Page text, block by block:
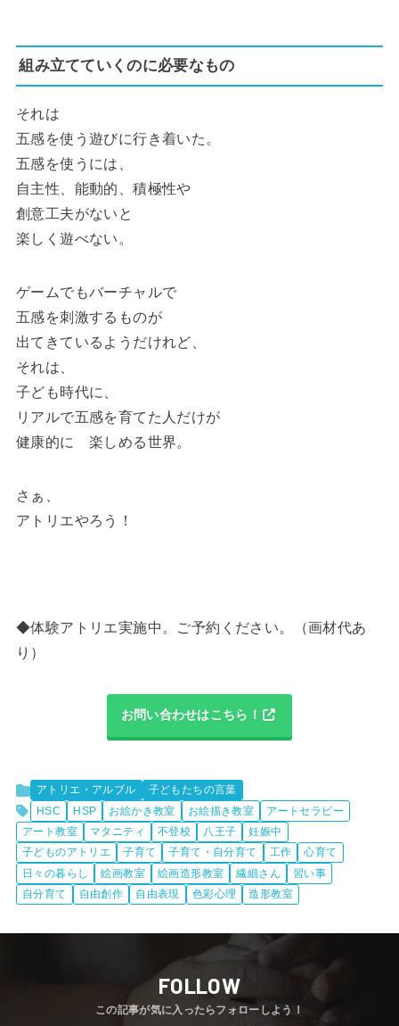
組み立てていくのに必要なもの
それは
五感を使う遊びに行き着いた。
五感を使うには、
自主性、能動的、積極性や
創意工夫がないと
楽しく遊べない。
ゲームでもバーチャルで
五感を刺激するものが
出てきているようだけれど、
それは、
子ども時代に、
リアルで五感を育てた人だけが
健康的に 楽しめる世界。
さぁ、
アトリエやろう！
◆体験アトリエ実施中。ご予約ください。（画材代あ
り）
お問い合わせはこちら！
アトリエ・アルブル
子どもたちの言葉
HSC
HSP お絵かき教室 お絵描き教室
アートセラピー
アート教室
マタニティ 不登校 八王子
妊娠中
子どものアトリエ
子育て 子育て・自分育て 工作
心育て
日々の暮らし
絵画教室 絵画造形教室 繊細さん
習い事
自分育て
自由創作 自由表現 色彩心理 造形教室
FOLLOW